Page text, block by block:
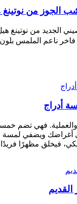
من نوتينغ
الجديد من
فاخر ناعم الملمس
أدراج
والعملية. فهي تضم
ويضفي لمسة
فيخلق مظهرًا